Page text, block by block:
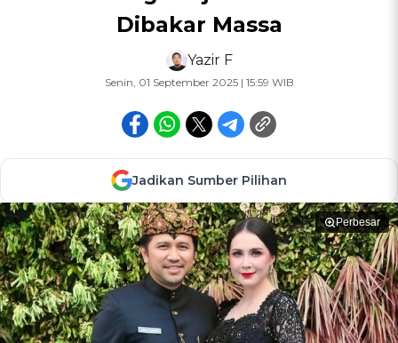
Dibakar Massa
Yazir F
Senin, 01 September 2025 | 15:59 WIB
Jadikan Sumber Pilihan
Perbesar